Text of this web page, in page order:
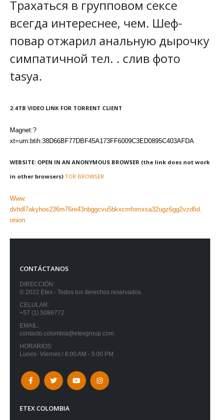
Трахаться в групповом сексе
всегда интереснее, чем. Шеф-
повар отжарил анальную дырочку
симпатичной тел. . слив фото
tasya.
2.4TB VIDEO LINK FOR TORRENT CLIENT
Magnet:?
xt=urn:btih:38D66BF77DBF45A173FF6009C3ED0895C403AFDA
WEBSITE: OPEN IN AN ANONYMOUS BROWSER (the link does not work
in other browsers) TOR BROWSER
Www.
dvhdl7akyhos236m76re43nbggcvu5bkxcmfomxsa32ugz6gg2vzdfid.
onion
CONTÁCTANOS
DIRECCIÓN:
© 2022 Etex - Todos los derechos reservados.
CELULAR:
+57 (1) 5086772
EMAIL:
contacto.colombia@etexgroup.com
HORARIOS:
Lunes- Viernes / 8:00 AM - 5:00 PM
ETEX COLOMBIA